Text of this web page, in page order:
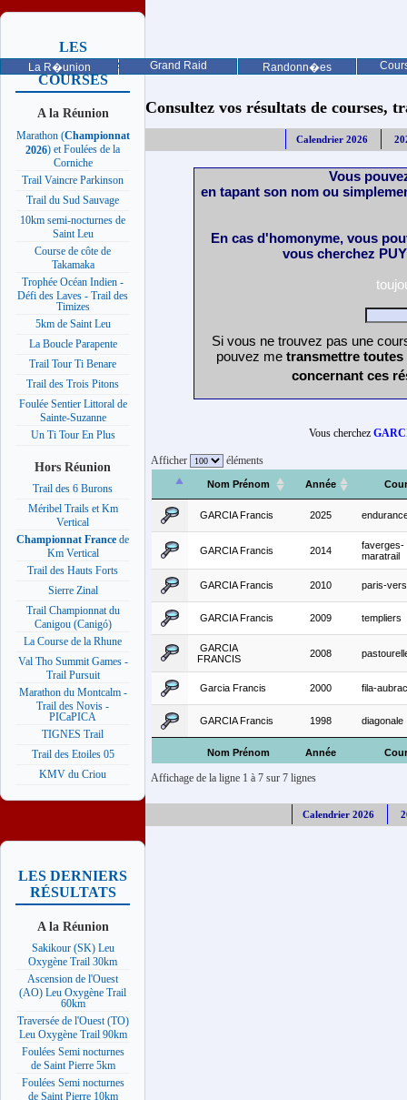
La R�union Grand Raid Randonn�es
LES
PROCHAINES
COURSES
A la Réunion
Marathon (Championnat
2026) et Foulées de la
Corniche
Trail Vaincre Parkinson
Trail du Sud Sauvage
10km semi-nocturnes de
Saint Leu
Course de côte de
Takamaka
Trophée Océan Indien -
Défi des Laves - Trail des
Timizes
5km de Saint Leu
La Boucle Parapente
Trail Tour Ti Benare
Trail des Trois Pitons
Foulée Sentier Littoral de
Sainte-Suzanne
Un Ti Tour En Plus
Hors Réunion
Trail des 6 Burons
Méribel Trails et Km
Vertical
Championnat France de
Km Vertical
Trail des Hauts Forts
Sierre Zinal
Trail Championnat du
Canigou (Canigó)
La Course de la Rhune
Val Tho Summit Games -
Trail Pursuit
Marathon du Montcalm -
Trail des Novis -
PICaPICA
TIGNES Trail
Trail des Etoiles 05
KMV du Criou
LES DERNIERS
RÉSULTATS
A la Réunion
Sakikour (SK) Leu
Oxygène Trail 30km
Ascension de l'Ouest
(AO) Leu Oxygène Trail
60km
Traversée de l'Ouest (TO)
Leu Oxygène Trail 90km
Foulées Semi nocturnes
de Saint Pierre 5km
Foulées Semi nocturnes
de Saint Pierre 10km
Consultez vos résultats de courses,
Calendrier 2026
Vous
en tapant son nom ou
En cas d'homonyme, vous
vous cherchez
Si vous ne trouvez pas une
pouvez me transmettre
concernant ces
Vous cherchez
Afficher éléments
Nom Prénom Année
Nom Prénom Année
GARCIA Francis 2025
GARCIA Francis 2014
faverges-
maratrail
GARCIA Francis 2010 paris-
GARCIA Francis 2009 templiers
GARCIA
FRANCIS
2008
Garcia Francis 2000 fila-
GARCIA Francis 1998 diagonale
Affichage de la ligne 1 à 7 sur 7 lignes
Calendrier 2026